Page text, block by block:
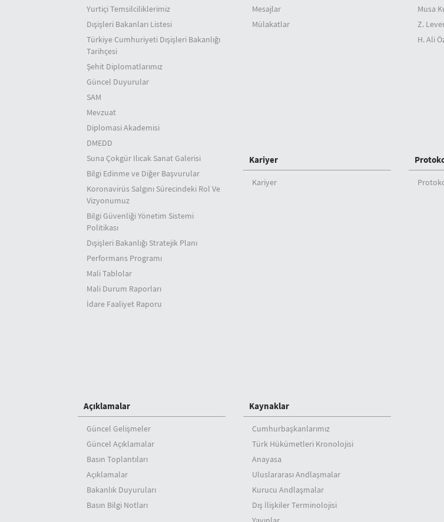
Yurtiçi Temsilciliklerimiz
Dışişleri Bakanları Listesi
Türkiye Cumhuriyeti Dışişleri Bakanlığı
Tarihçesi
Şehit Diplomatlarımız
Güncel Duyurular
SAM
Mevzuat
Diplomasi Akademisi
DMEDD
Suna Çokgür Ilıcak Sanat Galerisi
Bilgi Edinme ve Diğer Başvurular
Koronavirüs Salgını Sürecindeki Rol Ve
Vizyonumuz
Bilgi Güvenliği Yönetim Sistemi
Politikası
Dışişleri Bakanlığı Stratejik Planı
Performans Programı
Mali Tablolar
Mali Durum Raporları
İdare Faaliyet Raporu
Mesajlar
Mülakatlar
Musa
Z.
H. Ali
Kariyer
Kariyer
Açıklamalar
Güncel Gelişmeler
Güncel Açıklamalar
Basın Toplantıları
Açıklamalar
Bakanlık Duyuruları
Basın Bilgi Notları
Kaynaklar
Cumhurbaşkanlarımız
Türk Hükümetleri Kronolojisi
Anayasa
Uluslararası Andlaşmalar
Kurucu Andlaşmalar
Dış İlişkiler Terminolojisi